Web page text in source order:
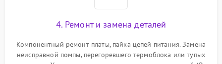
4. Ремонт и замена деталей
Компонентный ремонт платы, пайка цепей питания. Замена
неисправной помпы, перегоревшего термоблока или тупых